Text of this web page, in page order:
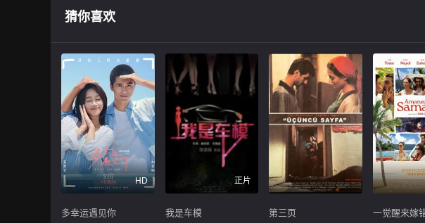
猜你喜欢
HD
多幸运遇见你
正片
我是车模 第三页 一觉醒来嫁